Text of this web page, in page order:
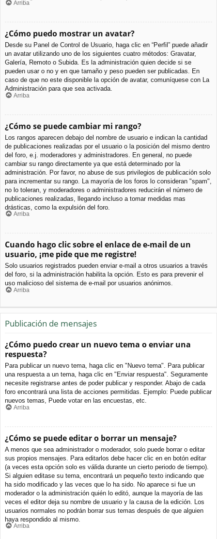
Arriba
¿Cómo puedo mostrar un avatar?
Desde su Panel de Control de Usuario, haga clic en “Perfil” puede añadir
un avatar utilizando uno de los siguientes cuatro métodos: Gravatar,
Galería, Remoto o Subida. Es la administración quien decide si se
pueden usar o no y en que tamaño y peso pueden ser publicadas. En
caso de que no este disponible la opción de avatar, comuníquese con La
Administración para que sea activada.
Arriba
¿Cómo se puede cambiar mi rango?
Los rangos aparecen debajo del nombre de usuario e indican la cantidad
de publicaciones realizadas por el usuario o la posición del mismo dentro
del foro, e.j. moderadores y administradores. En general, no puede
cambiar su rango directamente ya que está determinado por la
administración. Por favor, no abuse de sus privilegios de publicación solo
para incrementar su rango. La mayoría de los foros lo consideran "spam",
no lo toleran, y moderadores o administradores reducirán el número de
publicaciones realizadas, llegando incluso a tomar medidas mas
drásticas, como la expulsión del foro.
Arriba
Cuando hago clic sobre el enlace de e-mail de un
usuario, ¡me pide que me registre!
Solo usuarios registrados pueden enviar e-mail a otros usuarios a través
del foro, si la administración habilita la opción. Esto es para prevenir el
uso malicioso del sistema de e-mail por usuarios anónimos.
Arriba
Publicación de mensajes
¿Cómo puedo crear un nuevo tema o enviar una
respuesta?
Para publicar un nuevo tema, haga clic en "Nuevo tema". Para publicar
una respuesta a un tema, haga clic en "Enviar respuesta". Seguramente
necesite registrarse antes de poder publicar y responder. Abajo de cada
foro encontrará una lista de acciones permitidas. Ejemplo: Puede publicar
nuevos temas, Puede votar en las encuestas, etc.
Arriba
¿Cómo se puede editar o borrar un mensaje?
A menos que sea administrador o moderador, solo puede borrar o editar
sus propios mensajes. Para editarlos debe hacer clic en en botón editar
(a veces esta opción solo es válida durante un cierto periodo de tiempo).
Si alguien editase su tema, encontrará un pequeño texto indicando que
ha sido modificado y las veces que lo ha sido. No aparece si fue un
moderador o la administración quién lo editó, aunque la mayoría de las
veces el editor deja su nombre de usuario y la causa de la edición. Los
usuarios normales no podrán borrar sus temas después de que alguien
haya respondido al mismo.
Arriba